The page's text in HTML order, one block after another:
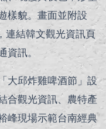
樣貌。畫面並附設
連結韓文觀光資訊頁
訊。
大邱炸雞啤酒節」設
合觀光資訊、農特產
峰現場示範台南經典